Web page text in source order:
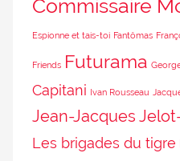
Commissaire
Espionne et tais-toi Fantômas
Friends Futurama
Capitani Ivan Rousseau
Jean-Jacques
Les brigades du tigre